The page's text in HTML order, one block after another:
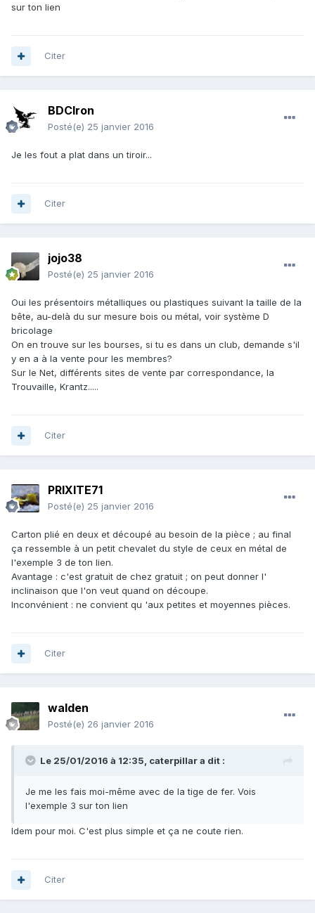
sur ton lien
Citer
BDCIron
Posté(e) 25 janvier 2016
Je les fout a plat dans un tiroir...
Citer
jojo38
Posté(e) 25 janvier 2016
Oui les présentoirs métalliques ou plastiques suivant la taille de la
bête, au-delà du sur mesure bois ou métal, voir système D
bricolage
On en trouve sur les bourses, si tu es dans un club, demande s'il
y en a à la vente pour les membres?
Sur le Net, différents sites de vente par correspondance, la
Trouvaille, Krantz.....
Citer
PRIXITE71
Posté(e) 25 janvier 2016
Carton plié en deux et découpé au besoin de la pièce ; au final
ça ressemble à un petit chevalet du style de ceux en métal de
l'exemple 3 de ton lien.
Avantage : c'est gratuit de chez gratuit ; on peut donner l'
inclinaison que l'on veut quand on découpe.
Inconvénient : ne convient qu 'aux petites et moyennes pièces.
Citer
walden
Posté(e) 26 janvier 2016
Le 25/01/2016 à 12:35, caterpillar a dit :
Je me les fais moi-même avec de la tige de fer. Vois
l'exemple 3 sur ton lien
Idem pour moi. C'est plus simple et ça ne coute rien.
Citer